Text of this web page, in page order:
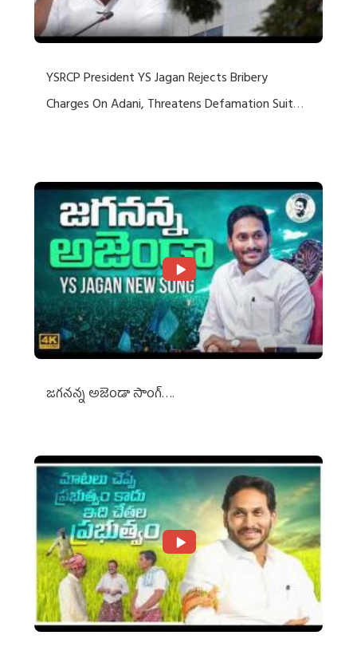
YSRCP President YS Jagan Rejects Bribery
Charges On Adani, Threatens Defamation Suit
జగనన్న అజెండా సాంగ్….